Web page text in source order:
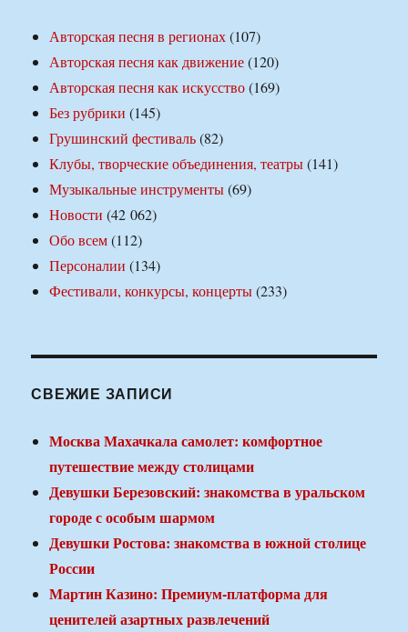
Авторская песня в регионах(107)
Авторская песня как движение(120)
Авторская песня как искусство(169)
Без рубрики (145)
Грушинский фестиваль(82)
Клубы, творческие объединения, театры(141)
Музыкальные инструменты(69)
Новости (42 062)
Обо всем(112)
Персоналии (134)
Фестивали, конкурсы, концерты(233)
СВЕЖИЕ ЗАПИСИ
Москва Махачкала самолет: комфортное
путешествие между столицами
Девушки Березовский: знакомства в уральском
городе с особым шармом
Девушки Ростова: знакомства в южной столице
России
Мартин Казино: Премиум-платформа для
ценителей азартных развлечений